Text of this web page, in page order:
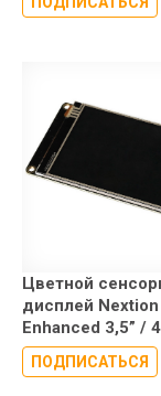
Цветной
дисплей Nextion
Enhanced 3,5” /
ПОДПИСАТЬСЯ